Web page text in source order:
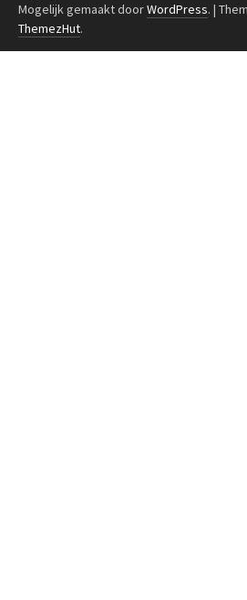
Mogelijk gemaakt doorWordPress. |
ThemezHut.